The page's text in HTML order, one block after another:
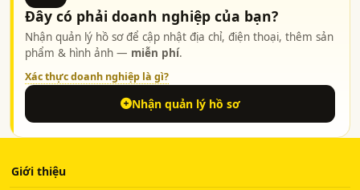
Đây có phải doanh nghiệp của bạn?
Nhận quản lý hồ sơ để cập nhật địa chỉ, điện thoại, thêm sản
phẩm & hình ảnh — miễn phí.
Xác thực doanh nghiệp là gì?
Nhận quản lý hồ sơ
Giới thiệu